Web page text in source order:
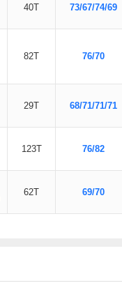
40T 73/67/74/69
82T 76/70
29T 68/71/71/71
123T 76/82
62T 69/70